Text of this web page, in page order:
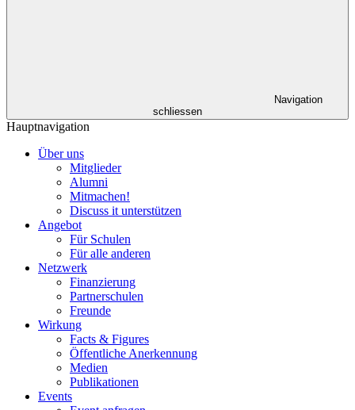
Navigation
schliessen
Hauptnavigation
Über uns
Mitglieder
Alumni
Mitmachen!
Discuss it unterstützen
Angebot
Für Schulen
Für alle anderen
Netzwerk
Finanzierung
Partnerschulen
Freunde
Wirkung
Facts & Figures
Öffentliche Anerkennung
Medien
Publikationen
Events